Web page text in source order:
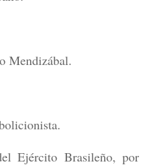
Mendizábal.
Ejército Brasileño, por